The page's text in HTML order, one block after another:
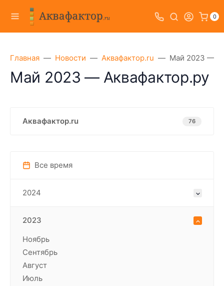
0
Главная Новости Аквафактор.ru Май 2023 —
Май 2023 — Аквафактор.ру
Аквафактор.ru 76
Все время
2024
2023
Ноябрь
Сентябрь
Август
Июль